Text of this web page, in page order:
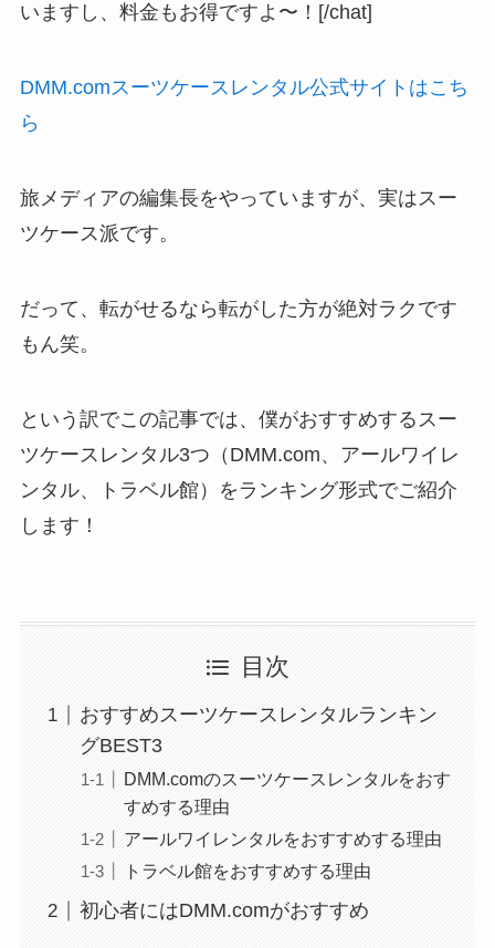
いますし、料金もお得ですよ〜！[/chat]
DMM.comスーツケースレンタル公式サイトはこち
ら
旅メディアの編集長をやっていますが、実はスー
ツケース派です。
だって、転がせるなら転がした方が絶対ラクです
もん笑。
という訳でこの記事では、僕がおすすめするスー
ツケースレンタル3つ（DMM.com、アールワイレ
ンタル、トラベル館）をランキング形式でご紹介
します！
目次
おすすめスーツケースレンタルランキン
グBEST3
DMM.comのスーツケースレンタルをおす
すめする理由
アールワイレンタルをおすすめする理由
トラベル館をおすすめする理由
初心者にはDMM.comがおすすめ